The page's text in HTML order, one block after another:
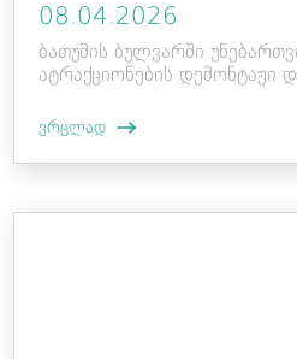
08.04.2026
ბათუმის ბულვარში
ატრაქციონების დემონტაჟი
ვრცლად